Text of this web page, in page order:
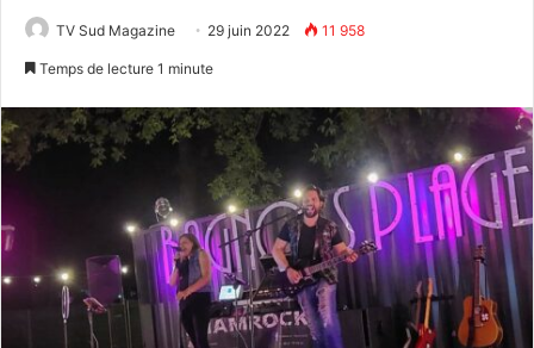
TV Sud Magazine 29 juin 2022 11 958
Temps de lecture 1 minute